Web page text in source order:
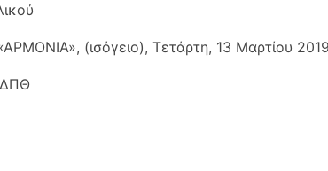
(ισόγειο), Τετάρτη, 13 Μαρτίου
ΔΠΘ